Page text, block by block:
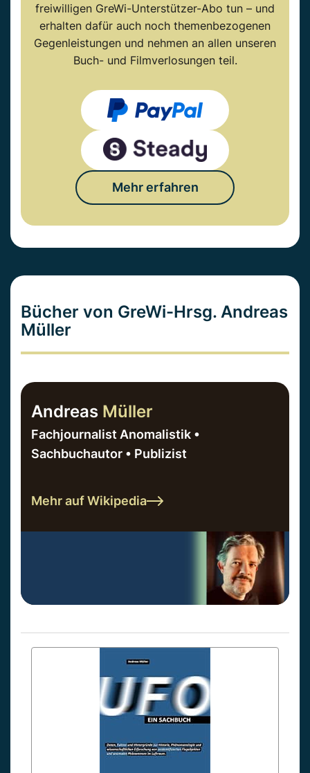
freiwilligen GreWi-Unterstützer-Abo tun – und
erhalten dafür auch noch themenbezogenen
Gegenleistungen und nehmen an allen unseren
Buch- und Filmverlosungen teil.
Mehr erfahren
Bücher von GreWi-Hrsg. Andreas
Müller
Andreas Müller
Fachjournalist Anomalistik •
Sachbuchautor • Publizist
Mehr auf Wikipedia